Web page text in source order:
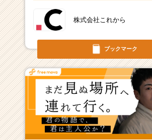
ブックマーク
株式会社これから